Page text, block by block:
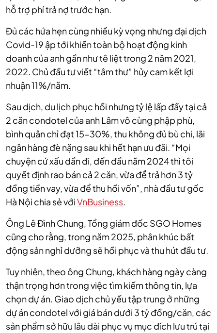
hỗ trợ phí trả nợ trước hạn.
Đủ các hứa hẹn cùng nhiều kỳ vọng nhưng đại dịch
Covid-19 ập tới khiến toàn bộ hoạt động kinh
doanh của anh gần như tê liệt trong 2 năm 2021,
2022. Chủ đầu tư viết “tâm thư” hủy cam kết lợi
nhuận 11%/năm.
Sau dịch, du lịch phục hồi nhưng tỷ lệ lấp đầy tại cả
2 căn condotel của anh Lâm vô cùng phập phù,
bình quân chỉ đạt 15-30%, thu không đủ bù chi, lãi
ngân hàng đè nặng sau khi hết hạn ưu đãi. “Mọi
chuyện cứ xấu dần đi, đến đầu năm 2024 thì tôi
quyết định rao bán cả 2 căn, vừa để trả hơn 3 tỷ
đồng tiền vay, vừa để thu hồi vốn”, nhà đầu tư gốc
Hà Nội chia sẻ vớiVnBusiness.
Ông Lê Đình Chung, Tổng giám đốc SGO Homes
cũng cho rằng, trong năm 2025, phân khúc bất
động sản nghỉ dưỡng sẽ hồi phục và thu hút đầu tư.
Tuy nhiên, theo ông Chung, khách hàng ngày càng
thận trọng hơn trong việc tìm kiếm thông tin, lựa
chọn dự án. Giao dịch chủ yếu tập trung ở những
dự án condotel với giá bán dưới 3 tỷ đồng/căn, các
sản phẩm sở hữu lâu dài phục vụ mục đích lưu trú tại